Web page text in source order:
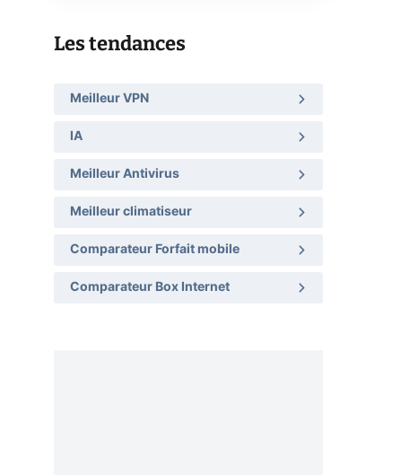
Les tendances
Meilleur VPN
IA
Meilleur Antivirus
Meilleur climatiseur
Comparateur Forfait mobile
Comparateur Box Internet